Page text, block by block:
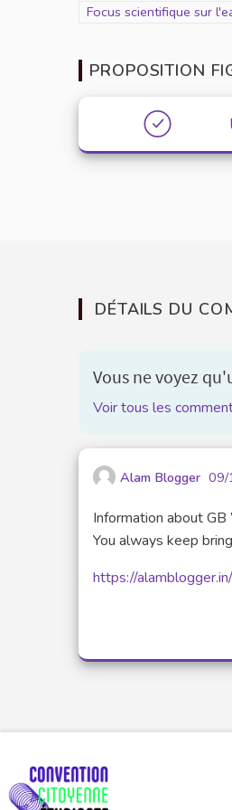
Filtrer les résultats pour
Focus scientifique sur
PROPOSITION
DÉTAILS DU
Vous ne voyez
Voir tous les
Alam Blogger 09/
Information about
You always keep
https://